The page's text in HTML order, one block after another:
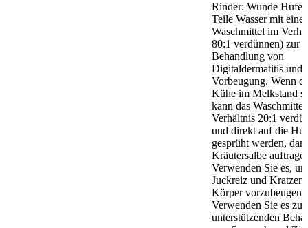
Rinder: Wunde Hufe
Teile Wasser mit
Waschmittel im
80:1 verdünnen) zur
Behandlung von
Digitaldermatitis und
Vorbeugung. Wenn
Kühe im Melkstand
kann das
Verhältnis 20:1
und direkt auf die
gesprüht werden,
Kräutersalbe
Verwenden Sie es, um
Juckreiz und Kratzen
Körper vorzubeugen.
Verwenden Sie es zur
unterstützenden